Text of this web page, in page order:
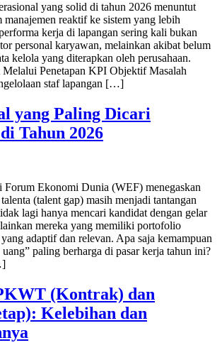
yang solid di tahun 2026 menuntut
manajemen reaktif ke sistem yang lebih
kerja di lapangan sering kali bukan
personal karyawan, melainkan akibat belum
kelola yang diterapkan oleh perusahaan.
Penetapan KPI Objektif Masalah
staf lapangan […]
yang Paling Dicari
Tahun 2026
Forum Ekonomi Dunia (WEF) menegaskan
(talent gap) masih menjadi tantangan
lagi hanya mencari kandidat dengan gelar
mereka yang memiliki portofolio
adaptif dan relevan. Apa saja kemampuan
paling berharga di pasar kerja tahun ini?
(Kontrak) dan
Kelebihan dan